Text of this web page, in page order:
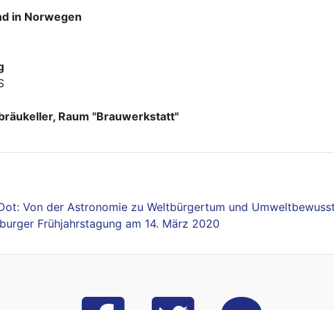
in Norwegen
Raum "Brauwerkstatt"
Von der Astronomie zu Weltbürgertum und
Frühjahrstagung am 14. März 2020